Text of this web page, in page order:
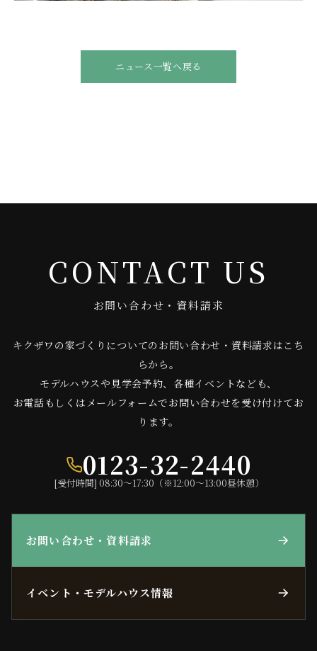
ニュース一覧へ戻る
CONTACT US
お問い合わせ・資料請求
キクザワの家づくりについてのお問い合わせ・資料請求はこち
らから。
モデルハウスや見学会予約、各種イベントなども、
お電話もしくはメールフォームでお問い合わせを受け付けてお
ります。
0123-32-2440
[受付時間] 08:30〜17:30（※12:00〜13:00昼休憩）
お問い合わせ・資料請求
イベント・モデルハウス情報